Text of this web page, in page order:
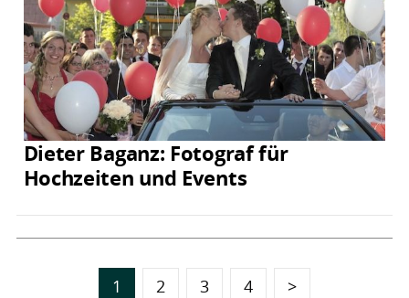
Dieter Baganz: Fotograf für
Hochzeiten und Events
1 2 3 4 >